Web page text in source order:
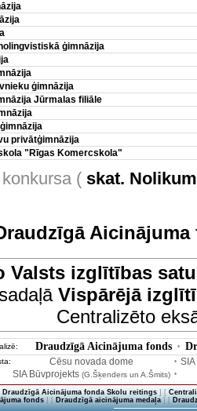
ģimnāzija
ģimnāzija
Jūrmalas filiāle
privātģimnāzija
"Rīgas Komercskola"
( skat.
Valsts izglītības
Vispārējā
Centralizēto
Draudzīgā Aicinājuma fonds •
Cēsu novada dome •
SIA Būvprojekts (G.Šķenders un A.Šmits) •
Draudzīgā Aicinājuma fonda Skolu reitings] [
fonds] [Draudzīgā aicinājuma medaļa] [